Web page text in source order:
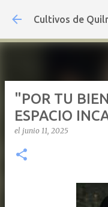
Ir al
Cultivos de
"POR TU
ESPACIO
el junio 11, 2025